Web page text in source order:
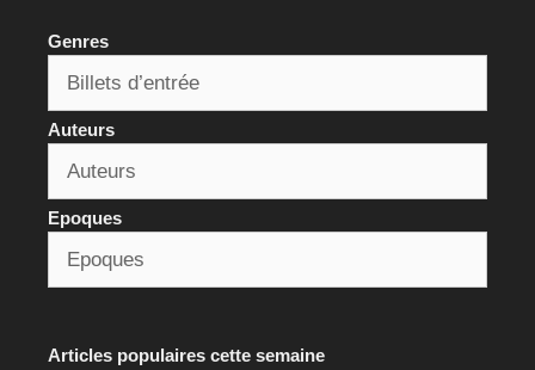
Genres
Auteurs
Epoques
Articles populaires cette semaine